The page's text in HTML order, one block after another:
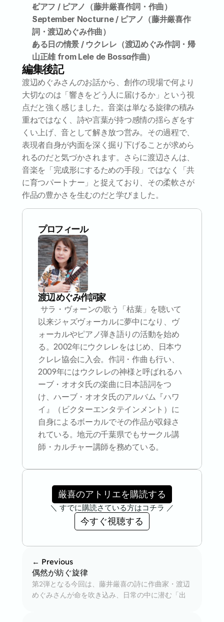
ピアフ / ピアノ（藤井厳喜作詞・作曲）
September Nocturne / ピアノ（藤井厳喜作
詞・渡辺めぐみ作曲）
ある日の情景 / ウクレレ（渡辺めぐみ作詞・帰
山正雄 from Lele de Bossa作曲）
編集後記
渡辺めぐみさんのお話から、創作の現場で何より
大切なのは「響きをどう人に届けるか」という視
点だと強く感じました。音楽は単なる旋律の積み
重ねではなく、詩や言葉が持つ感情の揺らぎをす
くい上げ、音として解き放つ営み。その過程で、
表現者自身が内面を深く掘り下げることが求めら
れるのだと気づかされます。さらに渡辺さんは、
音楽を「完成形にするための手段」ではなく「共
に育つパートナー」と捉えており、その柔軟さが
作品の豊かさを生むのだと学びました。
プロフィール
渡辺 めぐみ作詞家
サラ・ヴォーンの歌う「枯葉」を聴いて
以来ジャズヴォーカルに夢中になり、ヴ
ォーカルやピアノ弾き語りの活動を始め
る。2002年にウクレレをはじめ、日本ウ
クレレ協会に入会。作詞・作曲も行い、
2009年にはウクレレの神様と呼ばれるハ
ーブ・オオタ氏の楽曲に日本語詞をつ
け、ハーブ・オオタ氏のアルバム『ハワ
イ』（ビクターエンタテインメント）に
自身によるボーカルでその作品が収録さ
れている。地元の千葉県でもサークル講
師・カルチャー講師を務めている。
厳喜のアトリエを購読する
＼ すでに購読さている方はコチラ ／
今すぐ視聴する
← Previous
偶然が紡ぐ旋律
第2弾となる今回は、藤井厳喜の詩に作曲家・渡辺
めぐみさんが命を吹き込み、日常の中に潜む「出